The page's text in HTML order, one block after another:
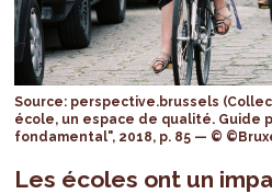
Source: perspective.brussels
école, un espace de qualité. Guide
fondamental", 2018, p. 85 — ©
Les écoles ont un